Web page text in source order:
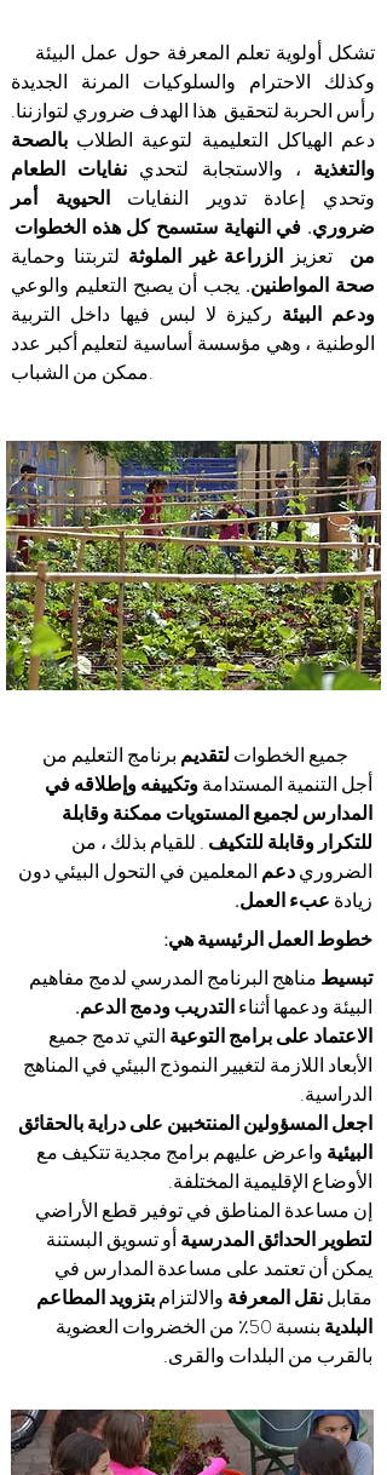
وكذلك الاحترام والسلوكيات المرنة الجديدة
رأس الحربة لتحقيق هذا الهدف ضروري لتوازننا.
دعم الهياكل التعليمية لتوعية الطلاب بالصحة
والتغذية ، والاستجابة لتحدي نفايات الطعام
وتحدي إعادة تدوير النفاياتالحيوية أمر
ضروري. في النهاية ستسمح كل هذه الخطوات
من
تعزيز الزراعة غير الملوثة لتربتنا وحماية
صحة المواطنين. يجب أن يصبح التعليم والوعي
ودعم البيئة ركيزة لا لبس فيها داخل التربية
الوطنية ، وهي مؤسسة أساسية لتعليم أكبر عدد
ممكن من الشباب.
جميع الخطوات لتقديم برنامج التعليم من
أجل التنمية المستدامةوتكييفهوإطلاقهفي
المدارس لجميع المستويات ممكنة وقابلة
للتكرار وقابلة للتكيف . للقيام بذلك ، من
الضروريدعم المعلمين في التحول البيئي دون
زيادة عبء العمل.
خطوط العمل الرئيسية هي:
تبسيط مناهج البرنامج المدرسي لدمج مفاهيم
البيئة ودعمها أثناءالتدريبودمج الدعم.
الاعتماد على برامج التوعية التي تدمج جميع
الأبعاد اللازمة لتغيير النموذج البيئي في المناهج
الدراسية.
اجعل المسؤولين المنتخبين على دراية بالحقائق
البيئية واعرض عليهم برامج مجدية تتكيف مع
الأوضاع الإقليمية المختلفة.
إن مساعدة المناطق في توفير قطع الأراضي
لتطوير الحدائق المدرسيةأو تسويق البستنة
يمكن أن تعتمد على مساعدة المدارس في
مقابلنقل المعرفة والالتزامبتزويد المطاعم
البلدية
بنسبة 50٪ من الخضروات العضوية
بالقرب من البلدات والقرى.